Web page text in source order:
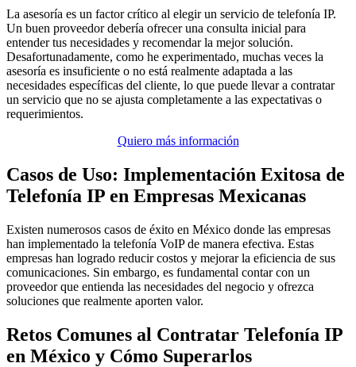
La asesoría es un factor crítico al elegir un servicio de telefonía IP.
Un buen proveedor debería ofrecer una consulta inicial para
entender tus necesidades y recomendar la mejor solución.
Desafortunadamente, como he experimentado, muchas veces la
asesoría es insuficiente o no está realmente adaptada a las
necesidades específicas del cliente, lo que puede llevar a contratar
un servicio que no se ajusta completamente a las expectativas o
requerimientos.
Quiero más información
Casos de Uso: Implementación Exitosa de
Telefonía IP en Empresas Mexicanas
Existen numerosos casos de éxito en México donde las empresas
han implementado la telefonía VoIP de manera efectiva. Estas
empresas han logrado reducir costos y mejorar la eficiencia de sus
comunicaciones. Sin embargo, es fundamental contar con un
proveedor que entienda las necesidades del negocio y ofrezca
soluciones que realmente aporten valor.
Retos Comunes al Contratar Telefonía IP
en México y Cómo Superarlos